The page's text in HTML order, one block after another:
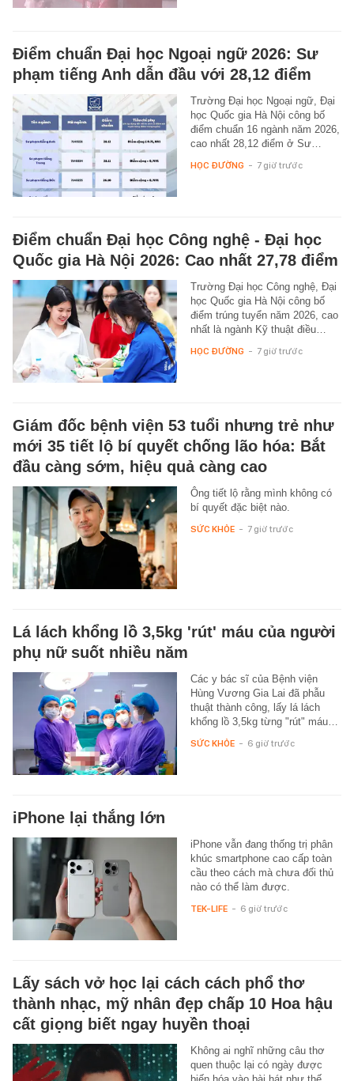
Điểm chuẩn Đại học Ngoại ngữ 2026: Sư
phạm tiếng Anh dẫn đầu với 28,12 điểm
Trường Đại học Ngoại ngữ, Đại
học Quốc gia Hà Nội công bố
điểm chuẩn 16 ngành năm 2026,
cao nhất 28,12 điểm ở Sư…
HỌC ĐƯỜNG - 7 giờ trước
Điểm chuẩn Đại học Công nghệ - Đại học
Quốc gia Hà Nội 2026: Cao nhất 27,78 điểm
Trường Đại học Công nghệ, Đại
học Quốc gia Hà Nội công bố
điểm trúng tuyển năm 2026, cao
nhất là ngành Kỹ thuật điều…
HỌC ĐƯỜNG - 7 giờ trước
Giám đốc bệnh viện 53 tuổi nhưng trẻ như
mới 35 tiết lộ bí quyết chống lão hóa: Bắt
đầu càng sớm, hiệu quả càng cao
Ông tiết lộ rằng mình không có
bí quyết đặc biệt nào.
SỨC KHỎE - 7 giờ trước
Lá lách khổng lồ 3,5kg 'rút' máu của người
phụ nữ suốt nhiều năm
Các y bác sĩ của Bệnh viện
Hùng Vương Gia Lai đã phẫu
thuật thành công, lấy lá lách
khổng lồ 3,5kg từng "rút" máu…
SỨC KHỎE - 6 giờ trước
iPhone lại thắng lớn
iPhone vẫn đang thống trị phân
khúc smartphone cao cấp toàn
cầu theo cách mà chưa đối thủ
nào có thể làm được.
TEK-LIFE - 6 giờ trước
Lấy sách vở học lại cách cách phổ thơ
thành nhạc, mỹ nhân đẹp chấp 10 Hoa hậu
cất giọng biết ngay huyền thoại
Không ai nghĩ những câu thơ
quen thuộc lại có ngày được